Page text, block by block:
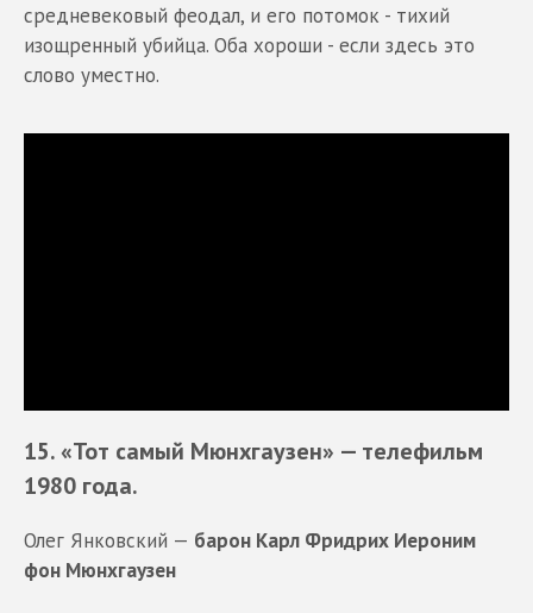
средневековый феодал, и его потомок - тихий
изощренный убийца. Оба хороши - если здесь это
слово уместно.
15. «Тот самый Мюнхгаузен» — телефильм
1980 года.
Олег Янковский — барон Карл Фридрих Иероним
фон Мюнхгаузен